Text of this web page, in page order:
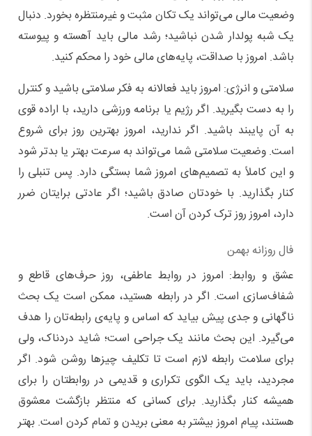
وضعیت مالی می‌تواند یک تکان مثبت و غیرمنتظره بخورد. دنبال
یک شبه پولدار شدن نباشید؛ رشد مالی باید آهسته و پیوسته
باشد. امروز با صداقت، پایه‌های مالی خود را محکم کنید.
سلامتی و انرژی: امروز باید فعالانه به فکر سلامتی باشید و کنترل
را به دست بگیرید. اگر رژیم یا برنامه ورزشی دارید، با اراده قوی
به آن پایبند باشید. اگر ندارید، امروز بهترین روز برای شروع
است. وضعیت سلامتی شما می‌تواند به سرعت بهتر یا بدتر شود
و این کاملاً به تصمیم‌های امروز شما بستگی دارد. پس تنبلی را
کنار بگذارید. با خودتان صادق باشید؛ اگر عادتی برایتان ضرر
دارد، امروز روز ترک کردن آن است.
فال روزانه بهمن
عشق و روابط: امروز در روابط عاطفی، روز حرف‌های قاطع و
شفاف‌سازی است. اگر در رابطه هستید، ممکن است یک بحث
ناگهانی و جدی پیش بیاید که اساس و پایه‌ی رابطه‌تان را هدف
می‌گیرد. این بحث مانند یک جراحی است؛ شاید دردناک، ولی
برای سلامت رابطه لازم است تا تکلیف چیزها روشن شود. اگر
مجردید، باید یک الگوی تکراری و قدیمی در روابطتان را برای
همیشه کنار بگذارید. برای کسانی که منتظر بازگشت معشوق
هستند، پیام امروز بیشتر به معنی بریدن و تمام کردن است. بهتر